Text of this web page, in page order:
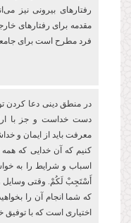
رفتارهای بیرونی نیز
مقدمه برای رفتارهای
فرد مطرح است برای
در منطق دینی دعا کردن
دست خداست و جز با
معرفت باید از ایمان و
کنیم که آن خدایی که
اسباب و شرایط را به
أَسْتَجِبْ لَكُمْ. وقتی وسایل
که شما انجام آن را
اختیاری است که با